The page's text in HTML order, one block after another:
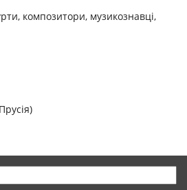
композитори, музикознавці,